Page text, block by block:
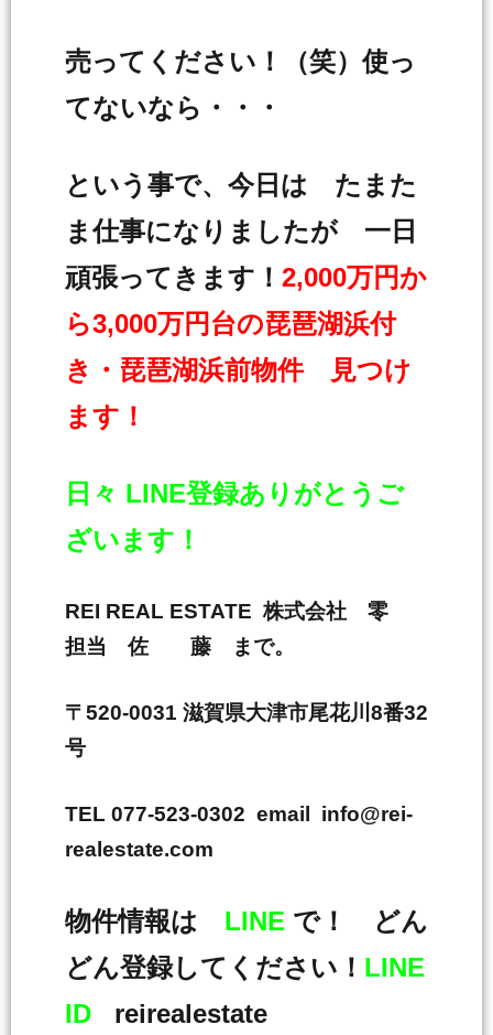
売ってください！（笑）使っ
てないなら・・・
という事で、今日は たまた
ま仕事になりましたが 一日
頑張ってきます！ 2,000万円か
ら3,000万円台の琵琶湖浜付
き・琵琶湖浜前物件 見つけ
ます！
日々 LINE登録ありがとうご
ざいます！
REI REAL ESTATE 株式会社 零
担当 佐 藤 まで。
〒520-0031 滋賀県大津市尾花川8番32
号
TEL 077-523-0302 email info@rei-
realestate.com
物件情報は LINE で！ どん
どん登録してください！ LINE
ID reirealestate